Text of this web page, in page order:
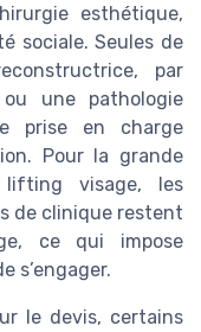
esthétique,
sociale. Seules de
par
une pathologie
prise en charge
Pour la grande
visage, les
de clinique restent
ce qui impose
s’engager.
le devis, certains